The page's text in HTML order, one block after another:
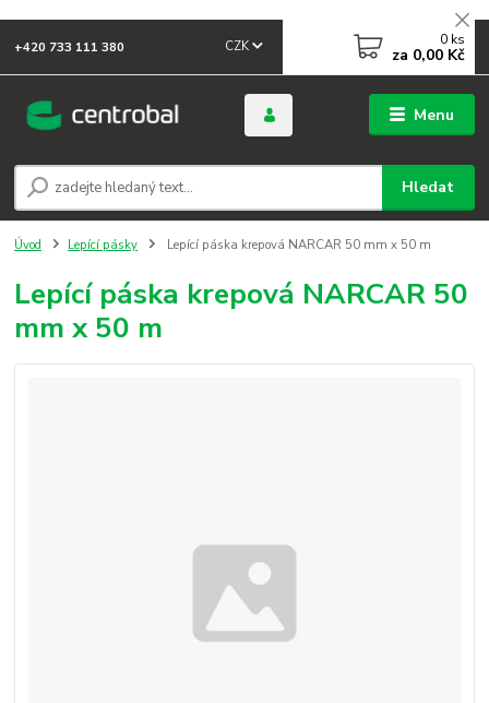
Menu
CZK
Hledat
+420 733 111 380 0 ks
za 0,00 Kč
Úvod Lepící pásky Lepící páska krepová NARCAR 50 mm x 50 m
Lepící páska krepová NARCAR 50
mm x 50 m